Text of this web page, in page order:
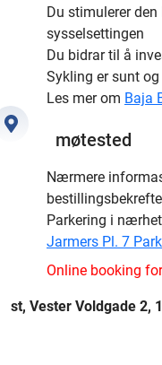
Du stimulerer
sysselsettingen
Du bidrar til å
Sykling er sunt
Les mer om Baja
møtested
Nærmere
Parkering i
Jarmers Pl. 7
Online booking
st, Vester Voldgade 2,